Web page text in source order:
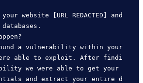
website [URL REDACTED] and
a vulnerability within your
able to exploit. After findi
we were able to get your
and extract your entire d